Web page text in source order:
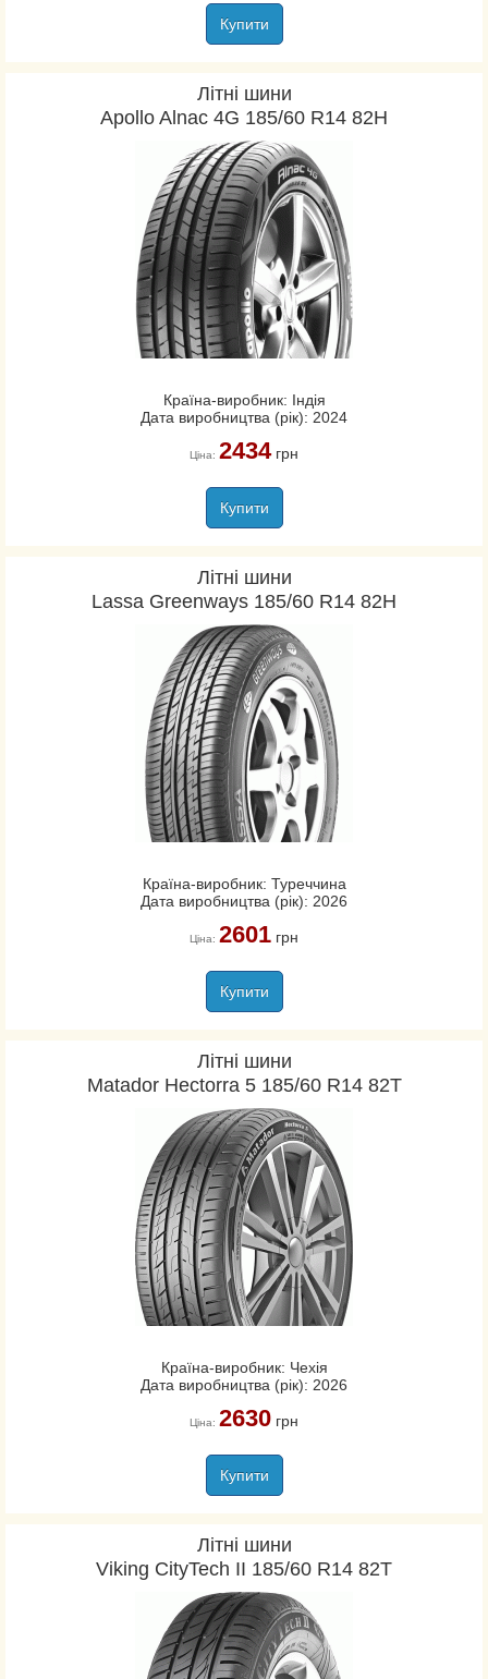
Купити
Літні шини
Apollo Alnac 4G 185/60 R14 82H
Країна-виробник: Індія
Дата виробництва (рік): 2024
Ціна: 2434грн
Купити
Літні шини
Lassa Greenways 185/60 R14 82H
Країна-виробник: Туреччина
Дата виробництва (рік): 2026
Ціна: 2601грн
Купити
Літні шини
Matador Hectorra 5 185/60 R14 82T
Країна-виробник: Чехія
Дата виробництва (рік): 2026
Ціна: 2630грн
Купити
Літні шини
Viking CityTech II 185/60 R14 82T